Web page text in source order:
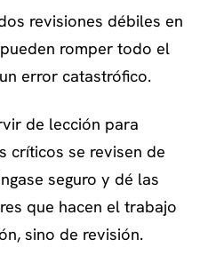
revisiones débiles en
romper todo el
error catastrófico.
de lección para
críticos se revisen de
seguro y dé las
que hacen el trabajo
sino de revisión.